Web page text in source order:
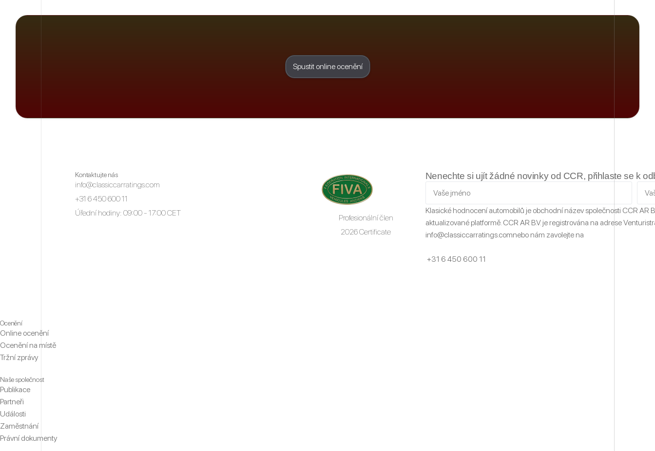
Spustit online ocenění
Kontaktujte nás
info@classiccarratings.com
+31 6 450 600 11
Úřední hodiny: 09:00 - 17:00 CET
Profesionální člen
2026 Certificate
Nenechte si ujít žádné novinky od CCR, přihlaste se k
Klasické hodnocení automobilů je obchodní název společnosti CCR AR
aktualizované platformě. CCR AR B.V. je registrována na adrese
info@classiccarratings.comnebo nám zavolejte na
+31 6 450 600 11
Ocenění
Online ocenění
Ocenění na místě
Tržní zprávy
Naše společnost
Publikace
Partneři
Události
Zaměstnání
Právní dokumenty